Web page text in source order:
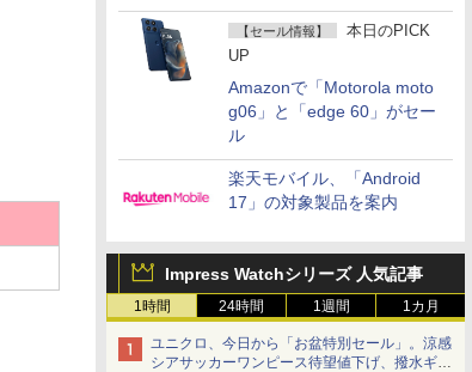
て説明
【セール情報】
本日のPICK
UP
Amazonで「Motorola moto
g06」と「edge 60」がセー
ル
楽天モバイル、「Android
17」の対象製品を案内
Impress Watchシリーズ 人気記事
1時間 24時間 1週間 1カ月
ユニクロ、今日から「お盆特別セール」。涼感
シアサッカーワンピース待望値下げ、撥水ギア